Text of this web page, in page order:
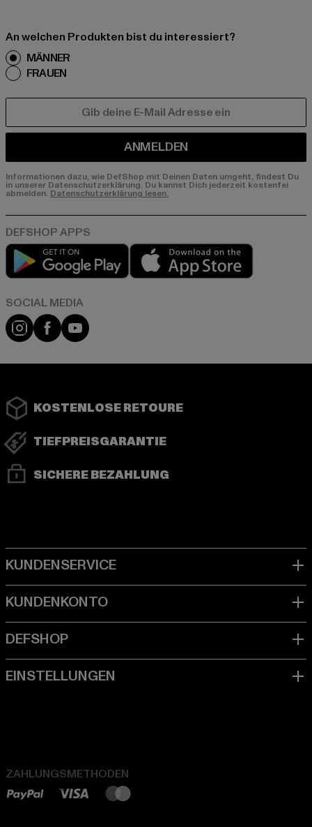
An welchen Produkten bist du interessiert?
MÄNNER
FRAUEN
ANMELDEN
Informationen dazu, wie DefShop mit Deinen Daten umgeht, findest Du
in unserer Datenschutzerklärung. Du kannst Dich jederzeit kostenfei
abmelden. Datenschutzerklärung lesen.
Play market
Instagram
FacebookYouTube
KOSTENLOSE RETOURE
TIEFPREISGARANTIE
SICHERE BEZAHLUNG
ZAHLUNGSMETHODEN